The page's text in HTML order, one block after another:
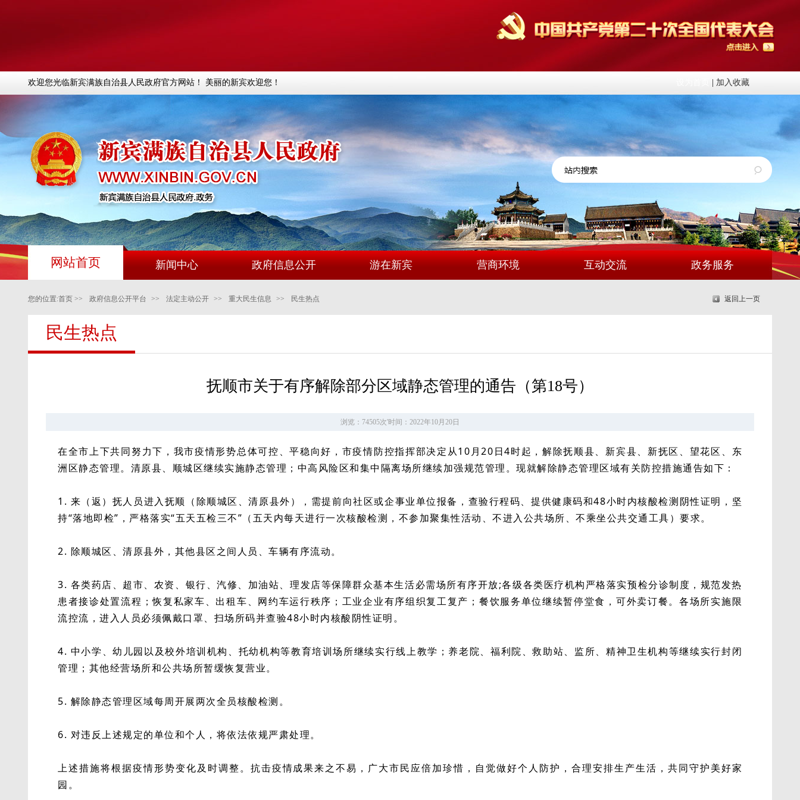
欢迎您光临新宾满族自治县人民政府官方网站！ 美丽的新宾欢迎您！ 加入收藏
网站首页 新闻中心 政府信息公开 游在新宾 营商环境 互动交流 政务服务
您的位置:首页 >> 政府信息公开平台 >> 法定主动公开 >> 重大民生信息 >> 民生热点 返回上一页
民生热点
抚顺市关于有序解除部分区域静态管理的通告（第18号）
浏览：74505次'时间：2022年10月20日
在全市上下共同努力下，我市疫情形势总体可控、平稳向好，市疫情防控指挥部决定从10月20日4时起，解除抚顺县、新宾县、新抚区、望花区、东
洲区静态管理。清原县、顺城区继续实施静态管理；中高风险区和集中隔离场所继续加强规范管理。现就解除静态管理区域有关防控措施通告如下：
1. 来（返）抚人员进入抚顺（除顺城区、清原县外），需提前向社区或企事业单位报备，查验行程码、提供健康码和48小时内核酸检测阴性证明，坚
持“落地即检”，严格落实“五天五检三不”（五天内每天进行一次核酸检测，不参加聚集性活动、不进入公共场所、不乘坐公共交通工具）要求。
2. 除顺城区、清原县外，其他县区之间人员、车辆有序流动。
3. 各类药店、超市、农资、银行、汽修、加油站、理发店等保障群众基本生活必需场所有序开放;各级各类医疗机构严格落实预检分诊制度，规范发热
患者接诊处置流程；恢复私家车、出租车、网约车运行秩序；工业企业有序组织复工复产；餐饮服务单位继续暂停堂食，可外卖订餐。各场所实施限
流控流，进入人员必须佩戴口罩、扫场所码并查验48小时内核酸阴性证明。
4. 中小学、幼儿园以及校外培训机构、托幼机构等教育培训场所继续实行线上教学；养老院、福利院、救助站、监所、精神卫生机构等继续实行封闭
管理；其他经营场所和公共场所暂缓恢复营业。
5. 解除静态管理区域每周开展两次全员核酸检测。
6. 对违反上述规定的单位和个人，将依法依规严肃处理。
上述措施将根据疫情形势变化及时调整。抗击疫情成果来之不易，广大市民应倍加珍惜，自觉做好个人防护，合理安排生产生活，共同守护美好家
园。